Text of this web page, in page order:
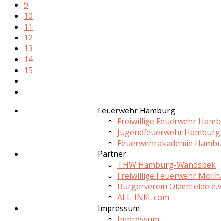
9
10
11
12
13
14
15
Feuerwehr Hamburg
Freiwillige Feuerwehr
Jugendfeuerwehr Hamburg
Feuerwehrakademie
Partner
THW Hamburg-Wandsbek
Freiwillige Feuerwehr
Bürgerverein Oldenfelde
ALL-INKL.com
Impressum
Impressum